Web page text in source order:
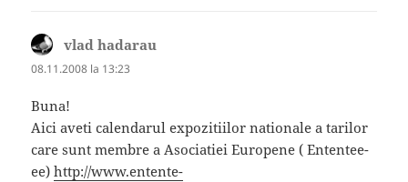
vlad hadarau
08.11.2008 la 13:23
Buna!
Aici aveti calendarul expozitiilor nationale a tarilor
care sunt membre a Asociatiei Europene ( Ententee-
ee)http://www.entente-